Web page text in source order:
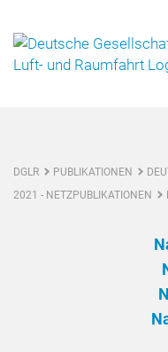
DGLR PUBLIKATIONEN
2021 - NETZPUBLIKATIONEN